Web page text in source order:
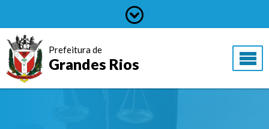
Prefeitura de
Grandes Rios